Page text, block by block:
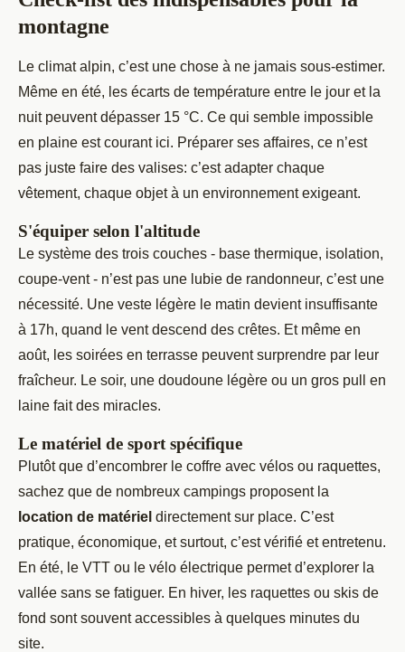
montagne
Le climat alpin, c’est une chose à ne jamais sous-estimer.
Même en été, les écarts de température entre le jour et la
nuit peuvent dépasser 15 °C. Ce qui semble impossible
en plaine est courant ici. Préparer ses affaires, ce n’est
pas juste faire des valises: c’est adapter chaque
vêtement, chaque objet à un environnement exigeant.
S'équiper selon l'altitude
Le système des trois couches - base thermique, isolation,
coupe-vent - n’est pas une lubie de randonneur, c’est une
nécessité. Une veste légère le matin devient insuffisante
à 17h, quand le vent descend des crêtes. Et même en
août, les soirées en terrasse peuvent surprendre par leur
fraîcheur. Le soir, une doudoune légère ou un gros pull en
laine fait des miracles.
Le matériel de sport spécifique
Plutôt que d’encombrer le coffre avec vélos ou raquettes,
sachez que de nombreux campings proposent la
location de matériel directement sur place. C’est
pratique, économique, et surtout, c’est vérifié et entretenu.
En été, le VTT ou le vélo électrique permet d’explorer la
vallée sans se fatiguer. En hiver, les raquettes ou skis de
fond sont souvent accessibles à quelques minutes du
site.